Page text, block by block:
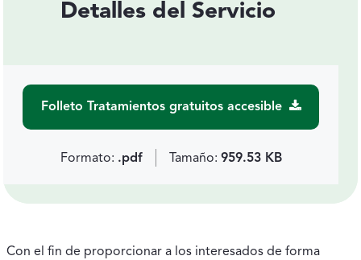
Detalles del Servicio
Folleto Tratamientos gratuitos accesible
Formato: .pdf Tamaño: 959.53 KB
Con el fin de proporcionar a los interesados de forma